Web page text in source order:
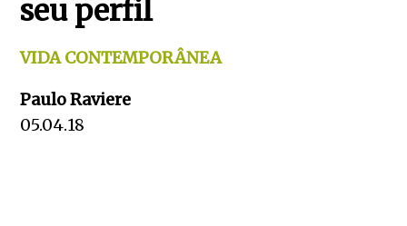
seu perfil
VIDA CONTEMPORÂNEA
Paulo Raviere
05.04.18